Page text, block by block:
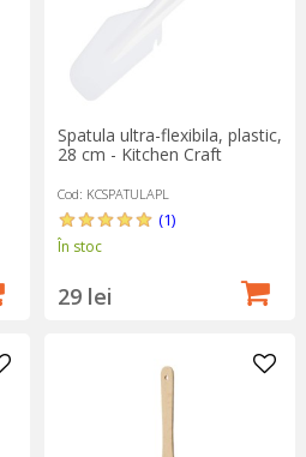
Spatula ultra-flexibila, plastic,
28 cm - Kitchen Craft
Cod: KCSPATULAPL
(1)
În stoc
29 lei